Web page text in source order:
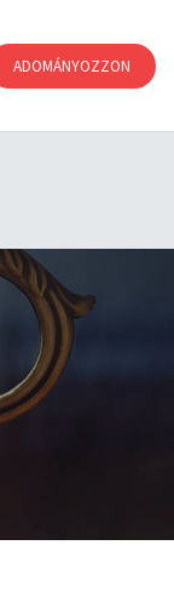
ADOMÁNYOZZON